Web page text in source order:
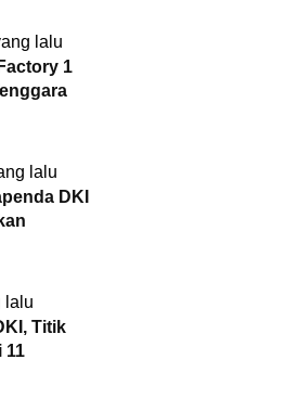
lalu
1
lalu
DKI
lalu
Titik
11